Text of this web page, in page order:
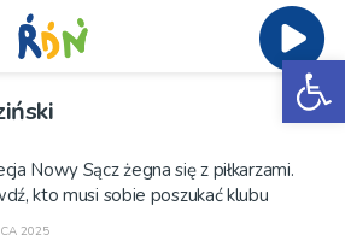
Nowy Sącz żegna się z piłkarzami.
kto musi sobie poszukać klubu
2025